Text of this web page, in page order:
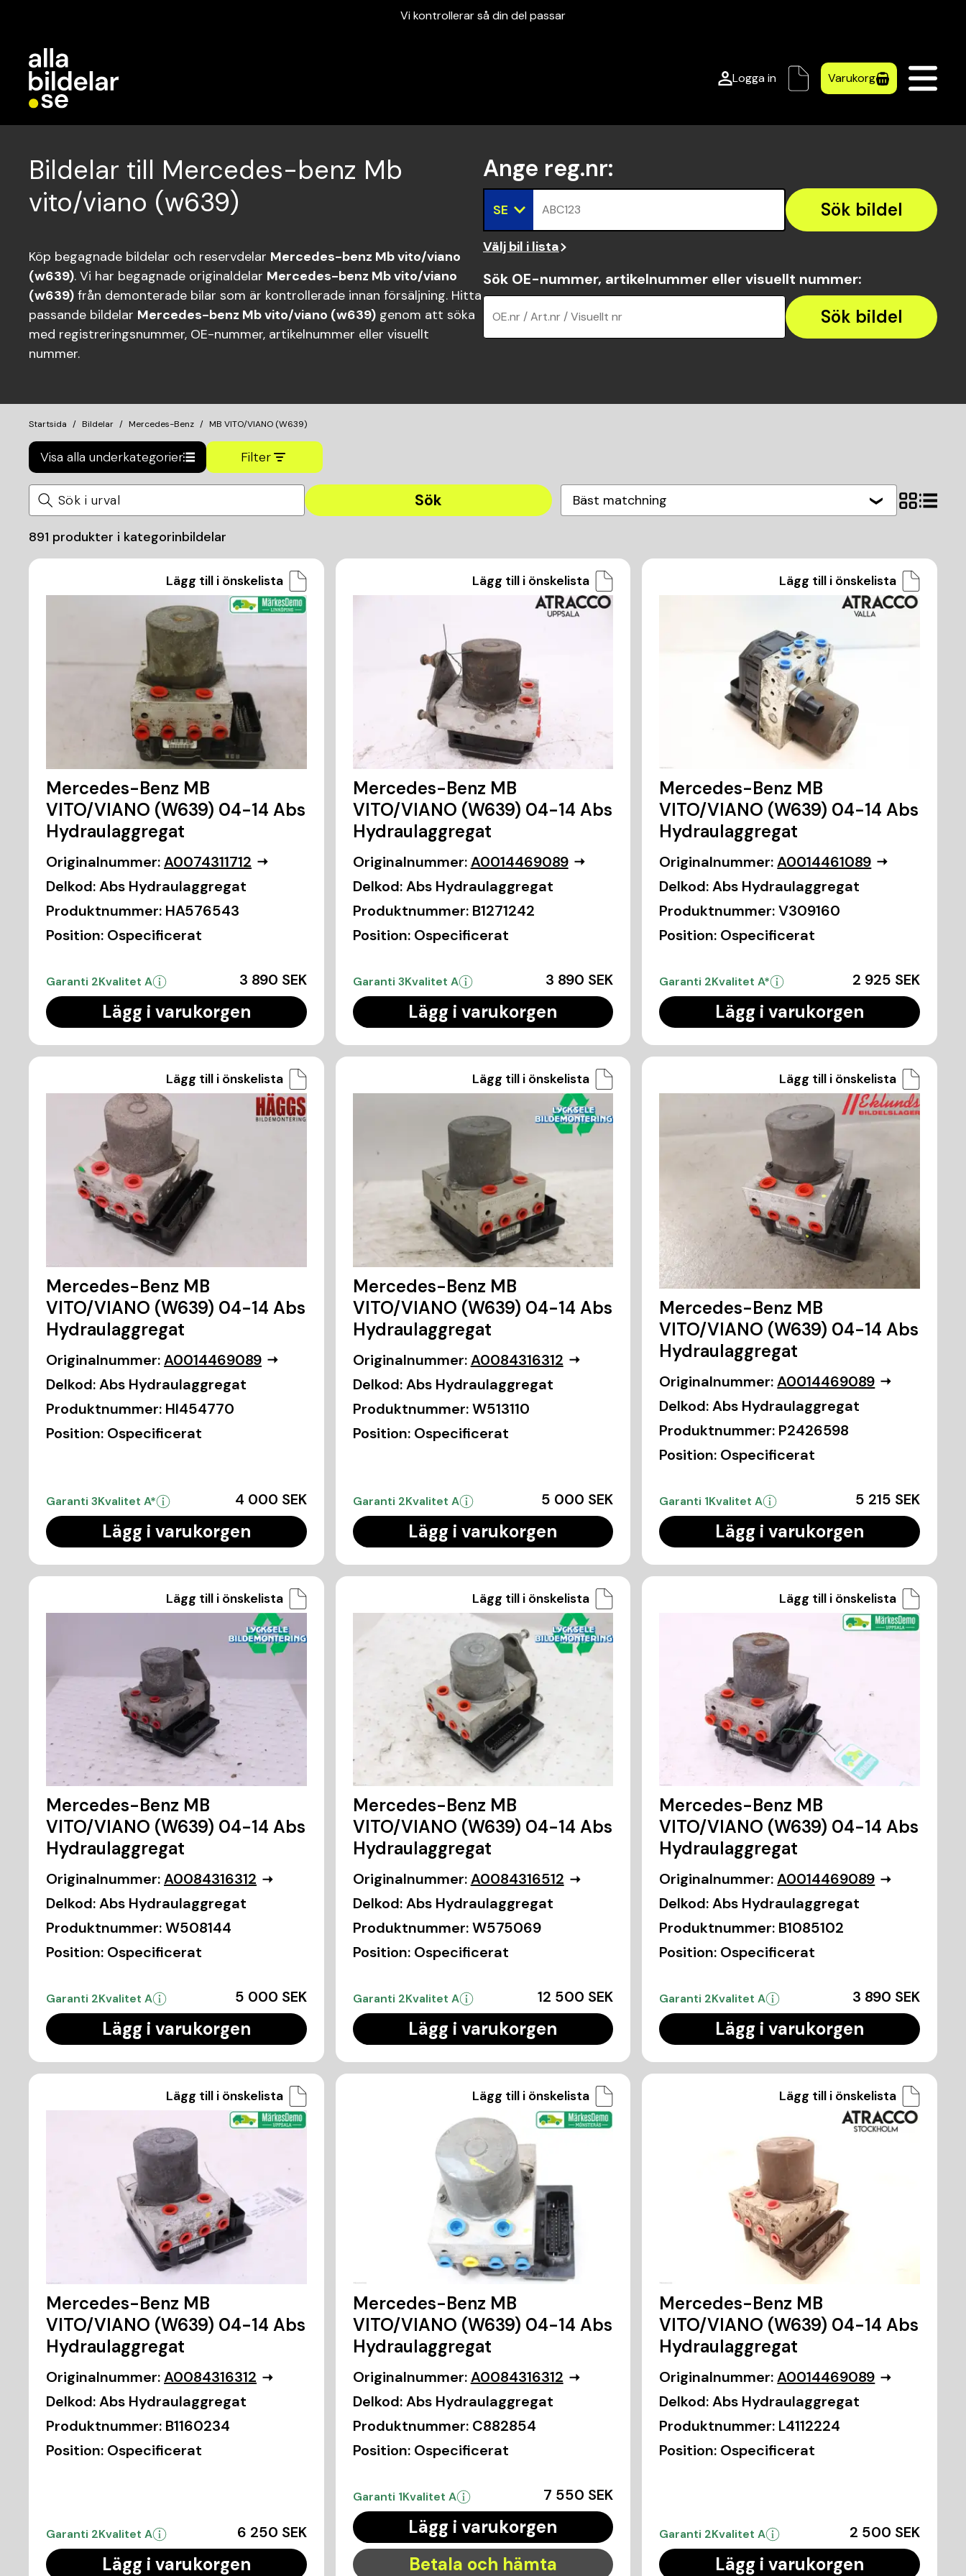
Vi kontrollerar så din del passar
Logga in Varukorg
Bildelar till Mercedes-benz Mb
vito/viano (w639)
Köp begagnade bildelar och reservdelar Mercedes-benz Mb vito/viano
(w639). Vi har begagnade originaldelar Mercedes-benz Mb vito/viano
(w639) från demonterade bilar som är kontrollerade innan försäljning. Hitta
passande bildelar Mercedes-benz Mb vito/viano (w639) genom att söka
med registreringsnummer, OE-nummer, artikelnummer eller visuellt
nummer.
Ange reg.nr:
SE ABC123 Sök bildel
Välj bil i lista
Sök OE-nummer, artikelnummer eller visuellt nummer:
OE.nr / Art.nr / Visuellt nr Sök bildel
Startsida Bildelar Mercedes-Benz MB VITO/VIANO (W639)
Visa alla underkategorier Filter
Sök Bäst matchning
891 produkter i kategorinbildelar
Lägg till i önskelista
Mercedes-Benz MB
VITO/VIANO (W639) 04-14 Abs
Hydraulaggregat
Originalnummer:A0074311712
Delkod:Abs Hydraulaggregat
Produktnummer: HA576543
Position: Ospecificerat
Garanti 2Kvalitet A 3 890 SEK
Lägg i varukorgen
Lägg till i önskelista
Mercedes-Benz MB
VITO/VIANO (W639) 04-14 Abs
Hydraulaggregat
Originalnummer: A0014469089
Delkod: Abs Hydraulaggregat
Produktnummer: B1271242
Position: Ospecificerat
Garanti 3Kvalitet A 3 890 SEK
Lägg i varukorgen
Lägg till i önskelista
Mercedes-Benz MB
VITO/VIANO (W639) 04-14 Abs
Hydraulaggregat
Originalnummer: A0014461089
Delkod: Abs Hydraulaggregat
Produktnummer: V309160
Position: Ospecificerat
Garanti 2Kvalitet A* 2 925 SEK
Lägg i varukorgen
Lägg till i önskelista
Mercedes-Benz MB
VITO/VIANO (W639) 04-14 Abs
Hydraulaggregat
Originalnummer:A0014469089
Delkod:Abs Hydraulaggregat
Produktnummer: HI454770
Position: Ospecificerat
Garanti 3Kvalitet A* 4 000 SEK
Lägg i varukorgen
Lägg till i önskelista
Mercedes-Benz MB
VITO/VIANO (W639) 04-14 Abs
Hydraulaggregat
Originalnummer: A0084316312
Delkod: Abs Hydraulaggregat
Produktnummer: W513110
Position: Ospecificerat
Garanti 2Kvalitet A 5 000 SEK
Lägg i varukorgen
Lägg till i önskelista
Mercedes-Benz MB
VITO/VIANO (W639) 04-14 Abs
Hydraulaggregat
Originalnummer: A0014469089
Delkod: Abs Hydraulaggregat
Produktnummer: P2426598
Position: Ospecificerat
Garanti 1Kvalitet A 5 215 SEK
Lägg i varukorgen
Lägg till i önskelista
Mercedes-Benz MB
VITO/VIANO (W639) 04-14 Abs
Hydraulaggregat
Originalnummer:A0084316312
Delkod:Abs Hydraulaggregat
Produktnummer:W508144
Position: Ospecificerat
Garanti 2Kvalitet A 5 000 SEK
Lägg i varukorgen
Lägg till i önskelista
Mercedes-Benz MB
VITO/VIANO (W639) 04-14 Abs
Hydraulaggregat
Originalnummer: A0084316512
Delkod: Abs Hydraulaggregat
Produktnummer: W575069
Position: Ospecificerat
Garanti 2Kvalitet A 12 500 SEK
Lägg i varukorgen
Lägg till i önskelista
Mercedes-Benz MB
VITO/VIANO (W639) 04-14 Abs
Hydraulaggregat
Originalnummer: A0014469089
Delkod: Abs Hydraulaggregat
Produktnummer: B1085102
Position: Ospecificerat
Garanti 2Kvalitet A 3 890 SEK
Lägg i varukorgen
Lägg till i önskelista
Mercedes-Benz MB
VITO/VIANO (W639) 04-14 Abs
Hydraulaggregat
Originalnummer:A0084316312
Delkod:Abs Hydraulaggregat
Produktnummer: B1160234
Position: Ospecificerat
Garanti 2Kvalitet A 6 250 SEK
Lägg i varukorgen
Lägg till i önskelista
Mercedes-Benz MB
VITO/VIANO (W639) 04-14 Abs
Hydraulaggregat
Originalnummer: A0084316312
Delkod: Abs Hydraulaggregat
Produktnummer: C882854
Position: Ospecificerat
Garanti 1Kvalitet A 7 550 SEK
Lägg i varukorgen
Betala och hämta
Lägg till i önskelista
Mercedes-Benz MB
VITO/VIANO (W639) 04-14 Abs
Hydraulaggregat
Originalnummer: A0014469089
Delkod: Abs Hydraulaggregat
Produktnummer: L4112224
Position: Ospecificerat
Garanti 2Kvalitet A 2 500 SEK
Lägg i varukorgen